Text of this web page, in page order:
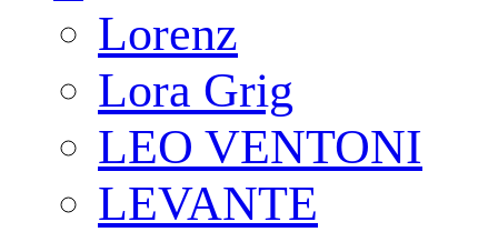
Lorenz
Lora Grig
LEO VENTONI
LEVANTE